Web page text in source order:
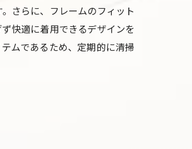
さらに、フレームのフィット
快適に着用できるデザインを
ムであるため、定期的に清掃